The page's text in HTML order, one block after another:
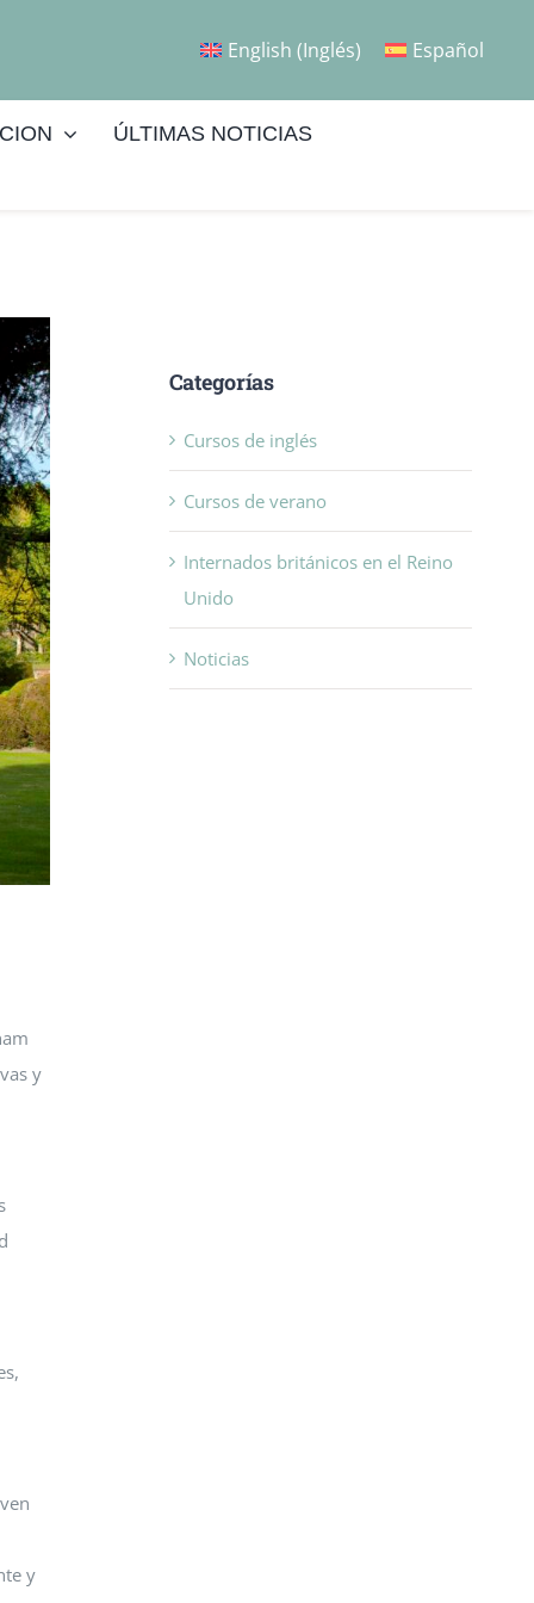
English (Inglés) Español
ÚLTIMAS NOTICIAS
y
y
Categorías
Cursos de inglés
Cursos de verano
Internados británicos en el Reino
Unido
Noticias